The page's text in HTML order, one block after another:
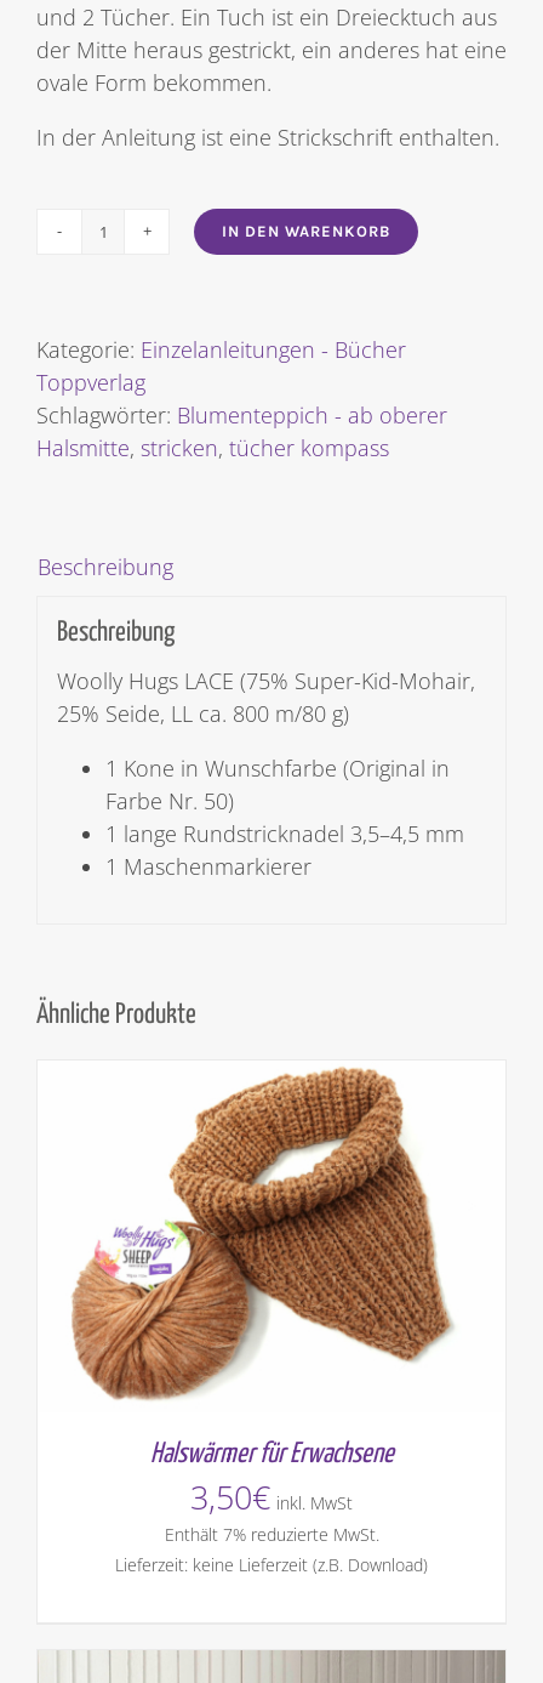
und 2 Tücher. Ein Tuch ist ein Dreiecktuch aus
der Mitte heraus gestrickt, ein anderes hat eine
ovale Form bekommen.
In der Anleitung ist eine Strickschrift enthalten.
Tücher
-
ab
oberer
Halsmitte
IN DEN WARENKORB
Kategorie: Einzelanleitungen - Bücher
Toppverlag
Schlagwörter: Blumenteppich - ab oberer
Halsmitte, stricken, tücher kompass
Beschreibung
Beschreibung
Woolly Hugs LACE (75% Super-Kid-Mohair,
25% Seide, LL ca. 800 m/80 g)
1 Kone in Wunschfarbe (Original in
Farbe Nr. 50)
1 lange Rundstricknadel 3,5–4,5 mm
1 Maschenmarkierer
Ähnliche Produkte
Halswärmer für Erwachsene
3,50€ inkl. MwSt
Enthält 7% reduzierte MwSt.
Lieferzeit: keine Lieferzeit (z.B. Download)